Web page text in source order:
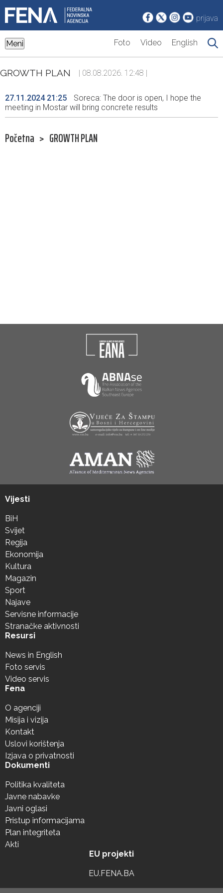
prijava
Meni Foto Video English
GROWTH PLAN | 08.08.2026. 12:48 |
27.11.2024 21:25
Soreca: The door is open, I hope the
meeting in Mostar will bring concrete results
Početna > GROWTH PLAN
Vijesti
BiH
Svijet
Regija
Ekonomija
Kultura
Magazin
Sport
Najave
Servisne informacije
Stranačke aktivnosti
Resursi
News in English
Foto servis
Video servis
Fena
O agenciji
Misija i vizija
Kontakt
Uslovi korištenja
Izjava o privatnosti
Dokumenti
Politika kvaliteta
Javne nabavke
Javni oglasi
Pristup informacijama
Plan integriteta
Akti
EU projekti
EU.FENA.BA